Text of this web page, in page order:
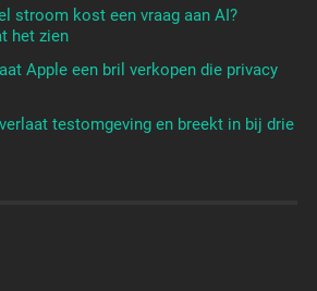
stroom kost een vraag aan AI?
het zien
Apple een bril verkopen die privacy
testomgeving en breekt in bij drie